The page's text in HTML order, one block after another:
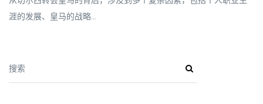
涯的发展、皇马的战略...
搜索